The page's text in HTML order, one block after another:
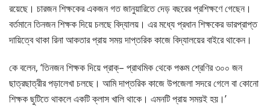
রয়েছে। চারজন শিক্ষকের একজন গত জানুয়ারিতে দেড় বছরের প্রশিক্ষণে গেছেন।
বর্তমানে তিনজন শিক্ষক দিয়ে চলছে বিদ্যালয়। এর মধ্যে প্রধান শিক্ষকের ভারপ্রাপ্ত
দায়িত্বে থাকা রিনা আকতার প্রায় সময় দাপ্তরিক কাজে বিদ্যালয়ের বাইরে থাকেন।
কে বলেন, ‘তিনজন শিক্ষক দিয়ে প্রাক্‌– প্রাথমিক থেকে পঞ্চম শ্রেণির ৩০০ জন
ছাত্রছাত্রীর পড়ালেখা চলছে। আমি দাপ্তরিক কাজে উপজেলা সদরে গেলে বা কোনো
শিক্ষক ছুটিতে থাকলে একটি ক্লাস খালি থাকে। এমনটি প্রায় সময়ই হয়।’